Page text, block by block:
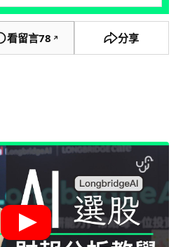
看留言78 ↗ 分享